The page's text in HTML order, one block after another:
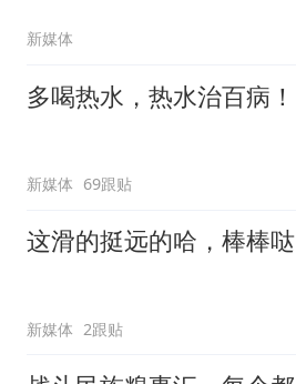
新媒体
多喝热水，热水治百病！
新媒体 69跟贴
这滑的挺远的哈，棒棒哒
新媒体 2跟贴